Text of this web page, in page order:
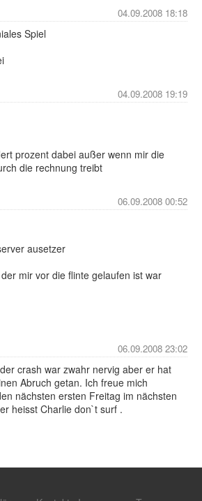
04.09.2008 18:18
Spiel
04.09.2008 19:19
prozent dabei außer wenn mir die
die rechnung treibt
06.09.2008 00:52
ausetzer
mir vor die flinte gelaufen ist war
06.09.2008 23:02
crash war zwahr nervig aber er hat
Abruch getan. Ich freue mich
nächsten ersten Freitag im nächsten
heisst Charlie don`t surf .